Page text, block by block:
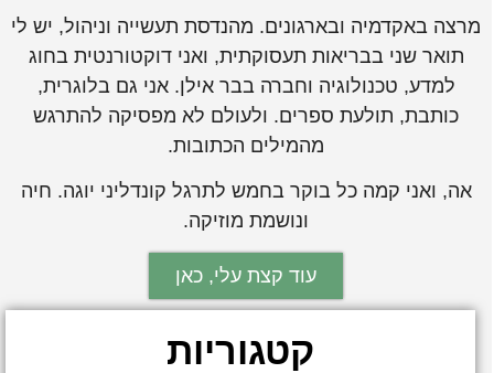
באקדמיה ובארגונים. מהנדסת תעשייה וניהול, יש לי
תואר שני בבריאות תעסוקתית, ואני דוקטורנטית בחוג
למדע, טכנולוגיה וחברה בבר אילן. אני גם בלוגרית,
כותבת, תולעת ספרים. ולעולם לא מפסיקה להתרגש
מהמילים הכתובות.
אה, ואני קמה כל בוקר בחמש לתרגל קונדליני יוגה. חיה
ונושמת מוזיקה.
עוד קצת עלי, כאן
קטגוריות